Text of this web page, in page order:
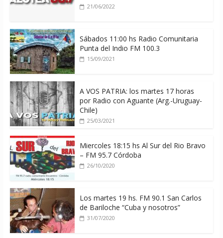
21/06/2022
Sábados 11:00 hs Radio Comunitaria
Punta del Indio FM 100.3
15/09/2021
A VOS PATRIA: los martes 17 horas
por Radio con Aguante (Arg.-Uruguay-
Chile)
25/03/2021
Miercoles 18:15 hs Al Sur del Rio Bravo
– FM 95.7 Córdoba
26/10/2020
Los martes 19 hs. FM 90.1 San Carlos
de Bariloche “Cuba y nosotros”
31/07/2020